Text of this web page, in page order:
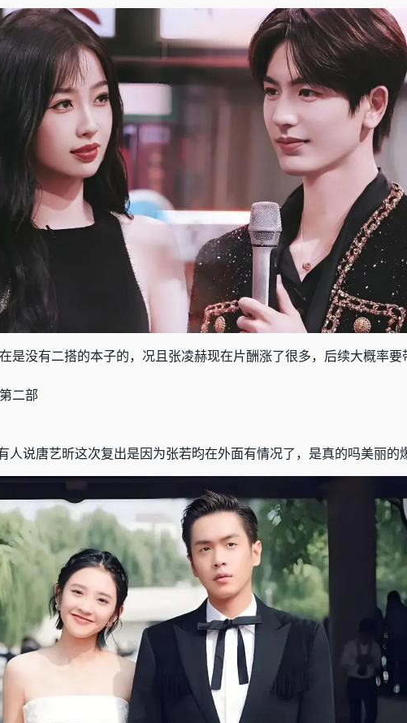
是没有二搭的本子的，况且张凌赫现在片酬涨了很多，后续大概率
二部
人说唐艺昕这次复出是因为张若昀在外面有情况了，是真的吗美丽的